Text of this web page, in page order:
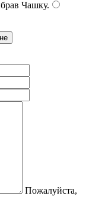
Чашку.
Пожалуйста,